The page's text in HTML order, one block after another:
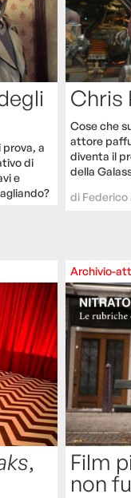
prova, a
di
e
Chris
Cose che
attore
diventa il
della
di Federico
,
Archivio-
Film
non